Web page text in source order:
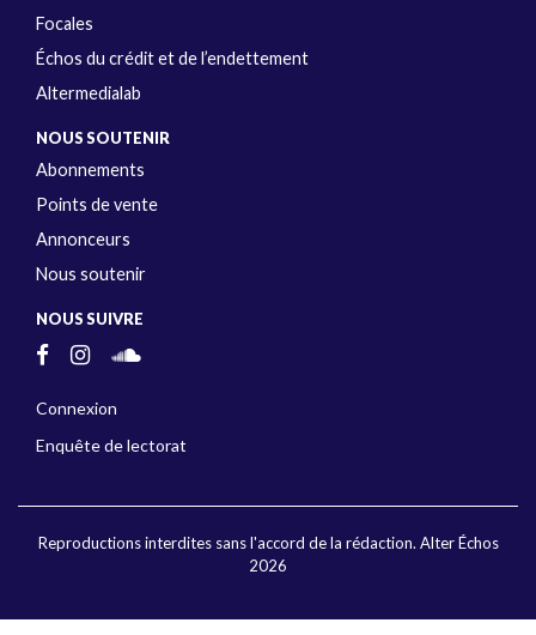
Focales
Échos du crédit et de l’endettement
Altermedialab
NOUS SOUTENIR
Abonnements
Points de vente
Annonceurs
Nous soutenir
NOUS SUIVRE
Connexion
Enquête de lectorat
Reproductions interdites sans l'accord de la rédaction. Alter Échos
2026